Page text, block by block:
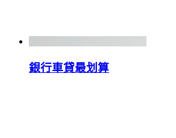
銀行車貸最划算